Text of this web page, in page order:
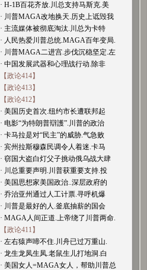
· H-1B百花齐放.川总支持马斯克.美
· 川普MAGA改地换天.历史上诋毁我
· 主流媒体被彻底淘汰.川总为卡特
· 人民热爱川普总统.MAGA百年变局.
· 川普MAGA二进宫.步伐沉稳坚定.左
· 中国发展武器和心理战行动.除非
【政论414】
【政论413】
【政论412】
· 美国历史首次.纽约市长遭联邦起
· 电影“为特朗普辯護”.川普的政治
· 卡马拉是对“民主”的威胁.气急败
· 宾州拉斯穆森民调令人着迷.卡马
· 窃国大盗白灯父子挑动俄乌战大肆
· 川总重要声明.川普获重要支持.投
· 美国思想家美国政治..深层政府的
· 乔治亚州通过人工计票.寻呼机爆
· 川普是最好的人.釜底抽薪的国会
· MAGA人间正道.上帝绕了川普两命.
【政论411】
· 左右猿声啼不住.川舟已过万重山.
· 龙生龙凤生凤.老鼠生儿打地洞.白
· 美国女人=MAGA女人，帮助川普总